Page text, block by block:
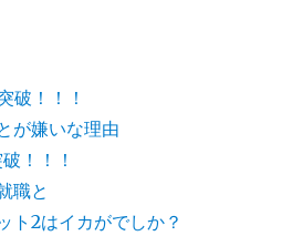
破！！！
が嫌いな理由
！！！
職と
ト2はイカがでしか？